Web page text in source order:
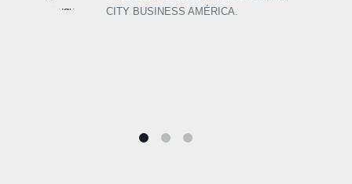
ASSOCIADOS SOCIEDADE DE